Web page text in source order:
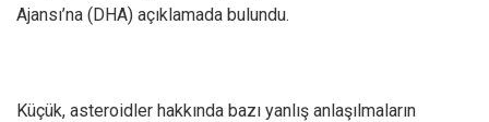
Ajansı’na (DHA) açıklamada bulundu.
Küçük, asteroidler hakkında bazı yanlış anlaşılmaların